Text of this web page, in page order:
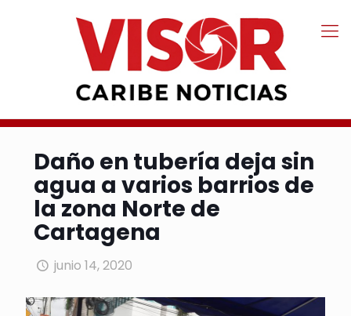
Daño en tubería deja sin
agua a varios barrios de
la zona Norte de
Cartagena
junio 14, 2020